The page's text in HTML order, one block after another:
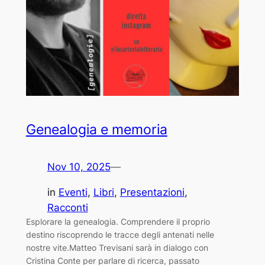
Genealogia e memoria
Nov 10, 2025—
in Eventi, Libri, Presentazioni
Racconti
Esplorare la genealogia. Comprendere il proprio
destino riscoprendo le tracce degli antenati nelle
nostre vite.Matteo Trevisani sarà in dialogo con
Cristina Conte per parlare di ricerca, passato